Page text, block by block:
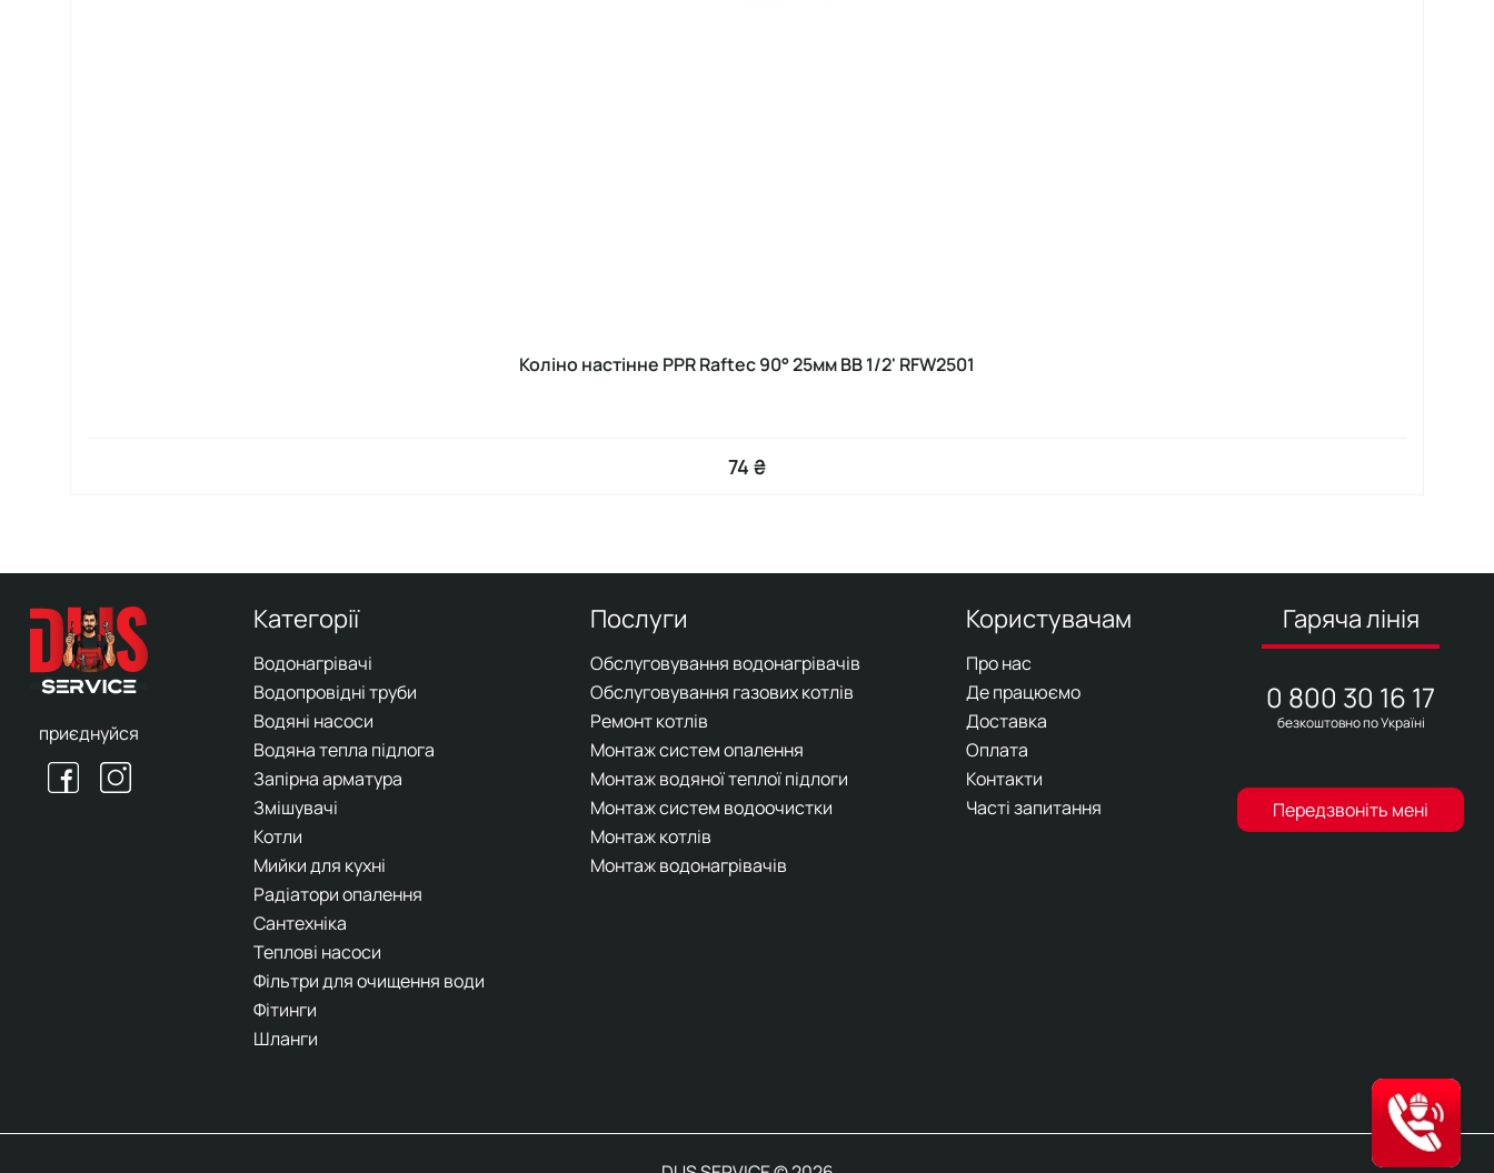
Коліно настінне PPR Raftec 90° 25мм ВВ 1/2' RFW2501
74 ₴
приєднуйся
Категорії
Водонагрівачі
Водопровідні труби
Водяні насоси
Водяна тепла підлога
Запірна арматура
Змішувачі
Котли
Мийки для кухні
Радіатори опалення
Сантехніка
Теплові насоси
Фільтри для очищення води
Фітинги
Шланги
Послуги
Обслуговування водонагрівачів
Обслуговування газових котлів
Ремонт котлів
Монтаж систем опалення
Монтаж водяної теплої підлоги
Монтаж систем водоочистки
Монтаж котлів
Монтаж водонагрівачів
Користувачам
Про нас
Де працюємо
Доставка
Оплата
Контакти
Часті запитання
Гаряча лінія
0 800 30 16 17
безкоштовно по Україні
Передзвоніть мені